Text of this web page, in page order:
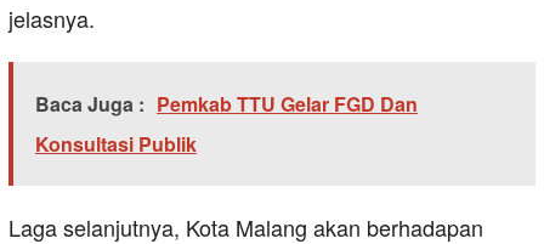
jelasnya.
Baca Juga : Pemkab TTU Gelar FGD Dan
Konsultasi Publik
Laga selanjutnya, Kota Malang akan berhadapan